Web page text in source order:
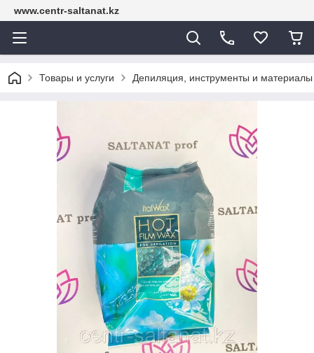
www.centr-saltanat.kz
Товары и услуги Депиляция, инструменты и материалы